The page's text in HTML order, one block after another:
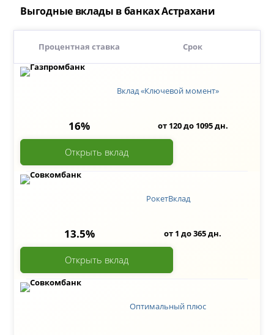
Выгодные вклады в банках Астрахани
Процентная ставка Срок
Вклад «Ключевой момент»
16% от 120 до 1095 дн.
Открыть вклад
РокетВклад
13.5% от 1 до 365 дн.
Открыть вклад
Оптимальный плюс